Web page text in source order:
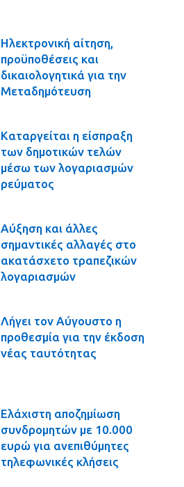
Ηλεκτρονική αίτηση,
προϋποθέσεις και
δικαιολογητικά για την
Μεταδημότευση
Καταργείται η είσπραξη
των δημοτικών τελών
μέσω των λογαριασμών
ρεύματος
Αύξηση και άλλες
σημαντικές αλλαγές στο
ακατάσχετο τραπεζικών
λογαριασμών
Λήγει τον Αύγουστο η
προθεσμία για την έκδοση
νέας ταυτότητας
Ελάχιστη αποζημίωση
συνδρομητών με 10.000
ευρώ για ανεπιθύμητες
τηλεφωνικές κλήσεις